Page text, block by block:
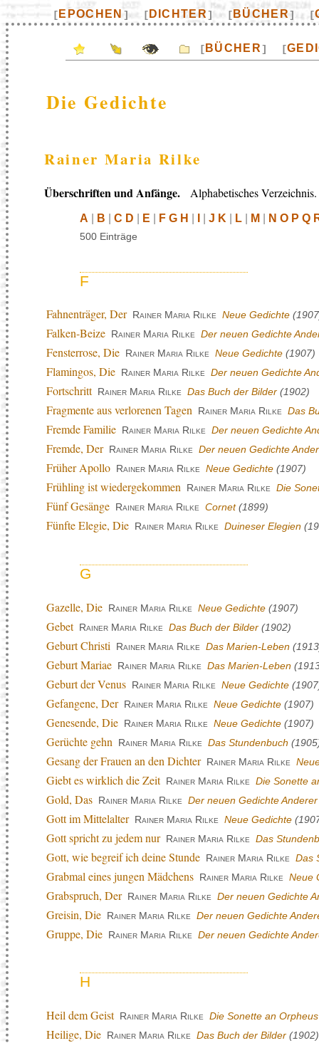
[ EPOCHEN ] [ DICHTER] [ BÜCHER] [
[ BÜCHER] [
Die Gedichte
Rainer Maria Rilke
Überschriften und Anfänge. Alphabetisches Verzeichnis.
A B C D E F G H J K L M N O P Q
500 Einträge
F
Fahnenträger, Der Rainer Maria Rilke Neue Gedichte
Falken-Beize Rainer Maria Rilke Der neuen Gedichte
Fensterrose, Die Rainer Maria Rilke Neue Gedichte (1907)
Flamingos, Die Rainer Maria Rilke Der neuen Gedichte
Fortschritt Rainer Maria Rilke Das Buch der Bilder (1902)
Fragmente aus verlorenen Tagen Rainer Maria Rilke Das
Fremde Familie Rainer Maria Rilke Der neuen Gedichte
Fremde, Der Rainer Maria Rilke Der neuen Gedichte
Früher Apollo Rainer Maria Rilke Neue Gedichte (1907)
Frühling ist wiedergekommen Rainer Maria Rilke Die
Fünf Gesänge Rainer Maria Rilke Cornet(1899)
Fünfte Elegie, Die Rainer Maria Rilke Duineser Elegien
G
Gazelle, Die Rainer Maria Rilke Neue Gedichte (1907)
Gebet Rainer Maria Rilke Das Buch der Bilder (1902)
Geburt Christi Rainer Maria Rilke Das Marien-Leben
Geburt Mariae Rainer Maria Rilke Das Marien-Leben
Geburt der Venus Rainer Maria Rilke Neue Gedichte
Gefangene, Der Rainer Maria Rilke Neue Gedichte (1907)
Genesende, Die Rainer Maria Rilke Neue Gedichte (1907)
Gerüchte gehn Rainer Maria Rilke Das Stundenbuch
Gesang der Frauen an den Dichter Rainer Maria Rilke
Giebt es wirklich die Zeit Rainer Maria Rilke Die Sonette
Gold, Das Rainer Maria Rilke Der neuen Gedichte
Gott im Mittelalter Rainer Maria Rilke Neue Gedichte
Gott spricht zu jedem nur Rainer Maria Rilke Das
Gott, wie begreif ich deine Stunde Rainer Maria Rilke Das
Grabmal eines jungen Mädchens Rainer Maria Rilke Neue
Grabspruch, Der Rainer Maria Rilke Der neuen Gedichte
Greisin, Die Rainer Maria Rilke Der neuen Gedichte
Gruppe, Die Rainer Maria Rilke Der neuen Gedichte
H
Heil dem Geist Rainer Maria Rilke Die Sonette an Orpheus
Heilige, Die Rainer Maria Rilke Das Buch der Bilder (1902)